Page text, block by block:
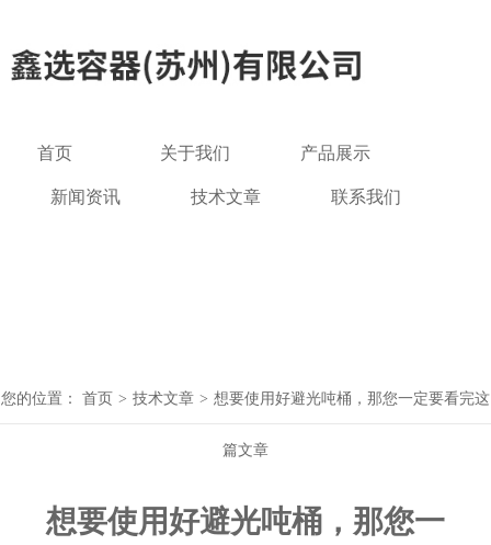
首页 关于我们 产品展示
新闻资讯 技术文章 联系我们
您的位置： 首页 > 技术文章 > 想要使用好避光吨桶，那您一定要看完这
篇文章
想要使用好避光吨桶，那您一